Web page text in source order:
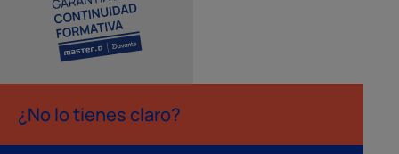
¿No lo tienes claro?